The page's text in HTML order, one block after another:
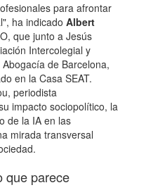
para afrontar
ha indicado Albert
que junto a Jesús
Intercolegial y
de Barcelona,
en la Casa SEAT.
periodista
impacto sociopolítico, la
de la IA en las
mirada transversal
que parece